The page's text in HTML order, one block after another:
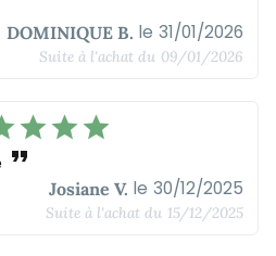
DOMINIQUE B. le 31/01/2026
Suite à l'achat du 09/01/2026
star star star
format_quote
Josiane V. le 30/12/2025
Suite à l'achat du 15/12/2025